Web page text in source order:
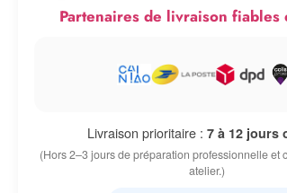
Partenaires de livraison fiables
Livraison prioritaire :7 à 12 jours
(Hors 2–3 jours de préparation professionnelle et
atelier.)